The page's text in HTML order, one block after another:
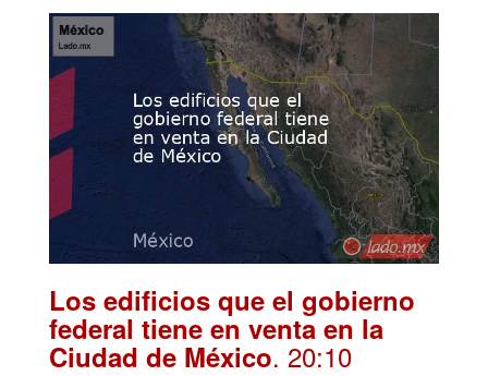
Los edificios que el gobierno
federal tiene en venta en la
Ciudad de México. 20:10